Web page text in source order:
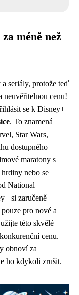
méně než
seriály, protože teď
neuvěřitelnou cenu!
se k Disney+
. To znamená
Star Wars,
dostupného
maratony s
nebo se
National
si zaručeně
pro nové a
této skvělé
cenu.
obnoví za
ho kdykoli zrušit.